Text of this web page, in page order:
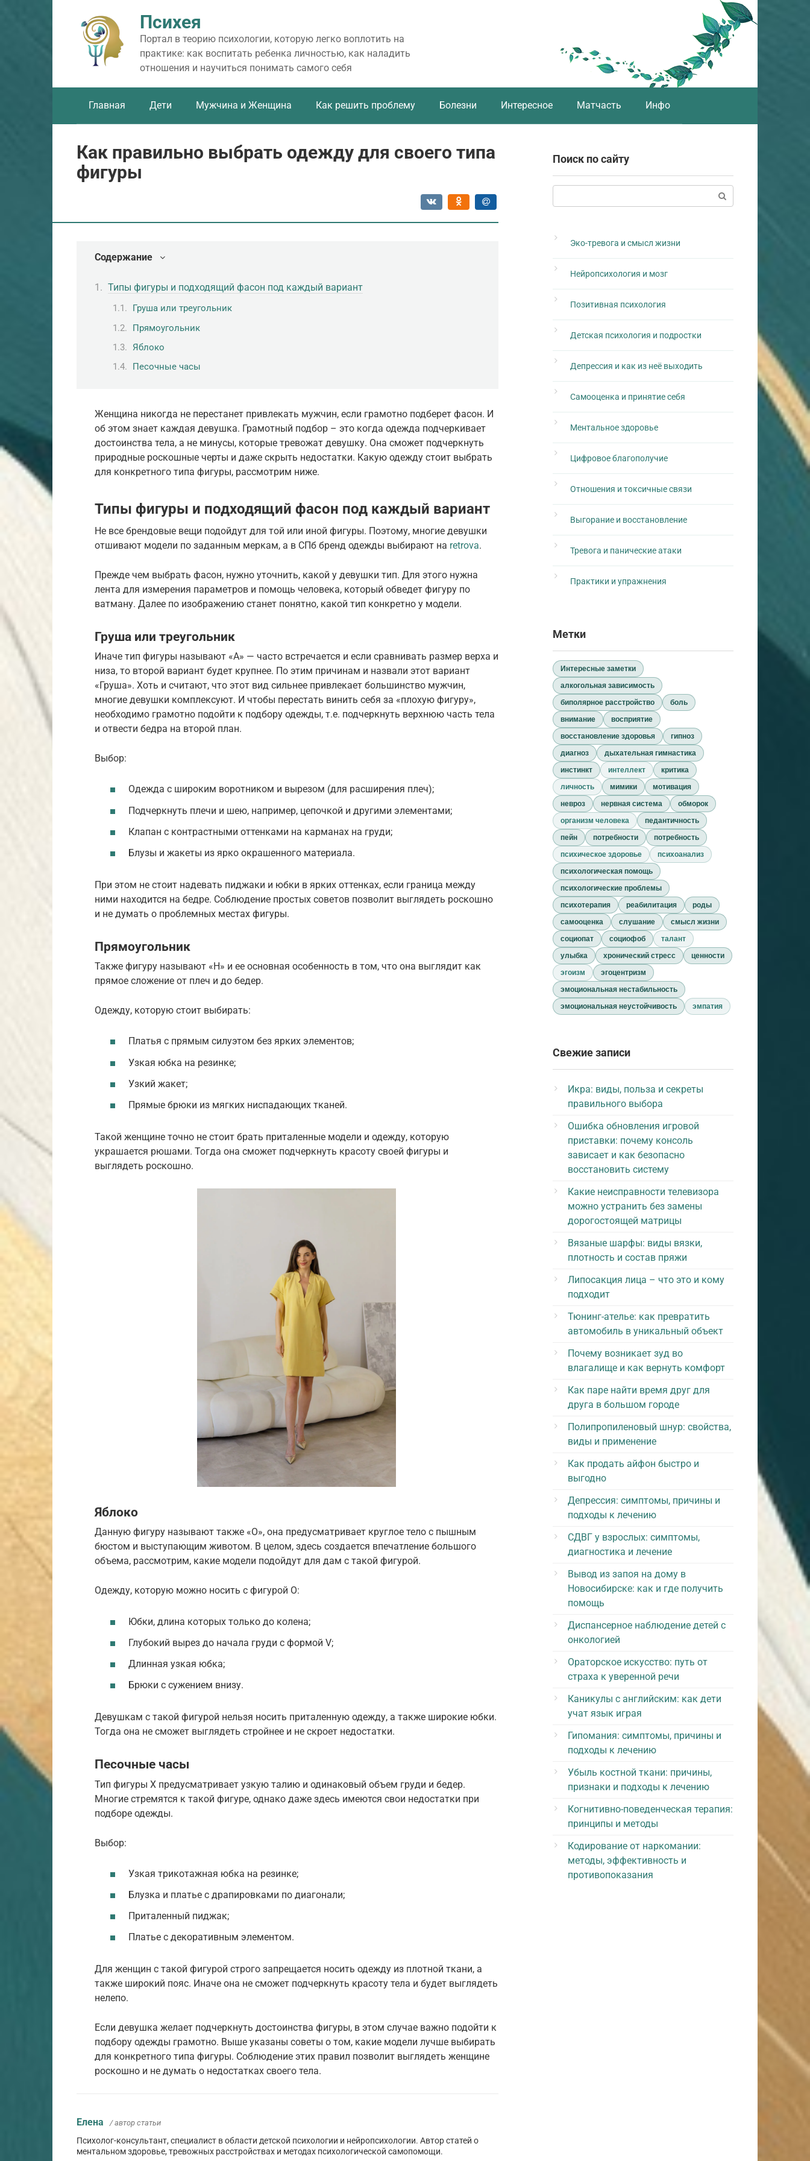
Психея
Портал в теорию психологии, которую легко воплотить на
практике: как воспитать ребенка личностью, как наладить
отношения и научиться понимать самого себя
Главная Дети Мужчина и Женщина Как решить проблему Болезни Интересное Матчасть Инфо
Как правильно выбрать одежду для своего типа
фигуры
Содержание
Типы фигуры и подходящий фасон под каждый вариант
Груша или треугольник
Прямоугольник
Яблоко
Песочные часы
Женщина никогда не перестанет привлекать мужчин, если грамотно подберет фасон. И
об этом знает каждая девушка. Грамотный подбор – это когда одежда подчеркивает
достоинства тела, а не минусы, которые тревожат девушку. Она сможет подчеркнуть
природные роскошные черты и даже скрыть недостатки. Какую одежду стоит выбрать
для конкретного типа фигуры, рассмотрим ниже.
Типы фигуры и подходящий фасон под каждый вариант
Не все брендовые вещи подойдут для той или иной фигуры. Поэтому, многие девушки
отшивают модели по заданным меркам, а в СПб бренд одежды выбирают на retrova.
Прежде чем выбрать фасон, нужно уточнить, какой у девушки тип. Для этого нужна
лента для измерения параметров и помощь человека, который обведет фигуру по
ватману. Далее по изображению станет понятно, какой тип конкретно у модели.
Груша или треугольник
Иначе тип фигуры называют «A» — часто встречается и если сравнивать размер верха и
низа, то второй вариант будет крупнее. По этим причинам и назвали этот вариант
«Груша». Хоть и считают, что этот вид сильнее привлекает большинство мужчин,
многие девушки комплексуют. И чтобы перестать винить себя за «плохую фигуру»,
необходимо грамотно подойти к подбору одежды, т.е. подчеркнуть верхнюю часть тела
и отвести бедра на второй план.
Выбор:
Одежда с широким воротником и вырезом (для расширения плеч);
Подчеркнуть плечи и шею, например, цепочкой и другими элементами;
Клапан с контрастными оттенками на карманах на груди;
Блузы и жакеты из ярко окрашенного материала.
При этом не стоит надевать пиджаки и юбки в ярких оттенках, если граница между
ними находится на бедре. Соблюдение простых советов позволит выглядеть роскошно
и не думать о проблемных местах фигуры.
Прямоугольник
Также фигуру называют «Н» и ее основная особенность в том, что она выглядит как
прямое сложение от плеч и до бедер.
Одежду, которую стоит выбирать:
Платья с прямым силуэтом без ярких элементов;
Узкая юбка на резинке;
Узкий жакет;
Прямые брюки из мягких ниспадающих тканей.
Такой женщине точно не стоит брать приталенные модели и одежду, которую
украшается рюшами. Тогда она сможет подчеркнуть красоту своей фигуры и
выглядеть роскошно.
Яблоко
Данную фигуру называют также «О», она предусматривает круглое тело с пышным
бюстом и выступающим животом. В целом, здесь создается впечатление большого
объема, рассмотрим, какие модели подойдут для дам с такой фигурой.
Одежду, которую можно носить с фигурой О:
Юбки, длина которых только до колена;
Глубокий вырез до начала груди с формой V;
Длинная узкая юбка;
Брюки с сужением внизу.
Девушкам с такой фигурой нельзя носить приталенную одежду, а также широкие юбки.
Тогда она не сможет выглядеть стройнее и не скроет недостатки.
Песочные часы
Тип фигуры Х предусматривает узкую талию и одинаковый объем груди и бедер.
Многие стремятся к такой фигуре, однако даже здесь имеются свои недостатки при
подборе одежды.
Выбор:
Узкая трикотажная юбка на резинке;
Блузка и платье с драпировками по диагонали;
Приталенный пиджак;
Платье с декоративным элементом.
Для женщин с такой фигурой строго запрещается носить одежду из плотной ткани, а
также широкий пояс. Иначе она не сможет подчеркнуть красоту тела и будет выглядеть
нелепо.
Если девушка желает подчеркнуть достоинства фигуры, в этом случае важно подойти к
подбору одежды грамотно. Выше указаны советы о том, какие модели лучше выбирать
для конкретного типа фигуры. Соблюдение этих правил позволит выглядеть женщине
роскошно и не думать о недостатках своего тела.
Елена / автор статьи
Психолог-консультант, специалист в области детской психологии и нейропсихологии. Автор статей о
ментальном здоровье, тревожных расстройствах и методах психологической самопомощи.
Поиск по сайту
Эко-тревога и смысл жизни
Нейропсихология и мозг
Позитивная психология
Детская психология и подростки
Депрессия и как из неё выходить
Самооценка и принятие себя
Ментальное здоровье
Цифровое благополучие
Отношения и токсичные связи
Выгорание и восстановление
Тревога и панические атаки
Практики и упражнения
Метки
Интересные заметки
алкогольная зависимость
биполярное расстройство
боль
внимание
восприятие
восстановление здоровья
гипноз
диагноз
дыхательная гимнастика
инстинкт
интеллект
критика
личность
мимики
мотивация
невроз
нервная система
обморок
организм человека
педантичность
пейн
потребности
потребность
психическое здоровье
психоанализ
психологическая помощь
психологические проблемы
психотерапия
реабилитация
роды
самооценка
слушание
смысл жизни
социопат
социофоб
талант
улыбка
хронический стресс
ценности
эгоизм
эгоцентризм
эмоциональная нестабильность
эмоциональная неустойчивость
эмпатия
Свежие записи
Икра: виды, польза и секреты
правильного выбора
Ошибка обновления игровой
приставки: почему консоль
зависает и как безопасно
восстановить систему
Какие неисправности телевизора
можно устранить без замены
дорогостоящей матрицы
Вязаные шарфы: виды вязки,
плотность и состав пряжи
Липосакция лица – что это и кому
подходит
Тюнинг-ателье: как превратить
автомобиль в уникальный объект
Почему возникает зуд во
влагалище и как вернуть комфорт
Как паре найти время друг для
друга в большом городе
Полипропиленовый шнур: свойства,
виды и применение
Как продать айфон быстро и
выгодно
Депрессия: симптомы, причины и
подходы к лечению
СДВГ у взрослых: симптомы,
диагностика и лечение
Вывод из запоя на дому в
Новосибирске: как и где получить
помощь
Диспансерное наблюдение детей с
онкологией
Ораторское искусство: путь от
страха к уверенной речи
Каникулы с английским: как дети
учат язык играя
Гипомания: симптомы, причины и
подходы к лечению
Убыль костной ткани: причины,
признаки и подходы к лечению
Когнитивно-поведенческая терапия:
принципы и методы
Кодирование от наркомании:
методы, эффективность и
противопоказания